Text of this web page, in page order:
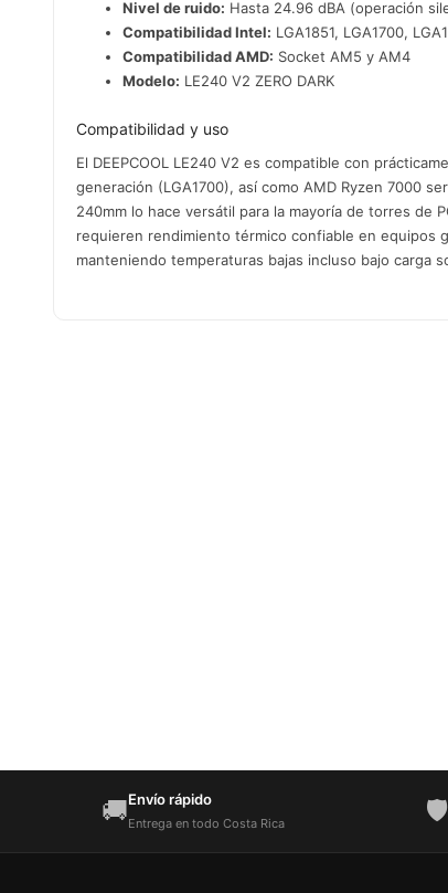
Nivel de ruido: Hasta 24.96 dBA (operación
Compatibilidad Intel: LGA1851, LGA1700,
Compatibilidad AMD: Socket AM5 y AM4
Modelo: LE240 V2 ZERO DARK
Compatibilidad y uso
El DEEPCOOL LE240 V2 es compatible con
generación (LGA1700), así como AMD Ryzen 7000
240mm lo hace versátil para la mayoría de torres de
requieren rendimiento térmico confiable en equipos
manteniendo temperaturas bajas incluso bajo carga
🚚Envío rápido
Entrega en todo Costa Rica 🛡️